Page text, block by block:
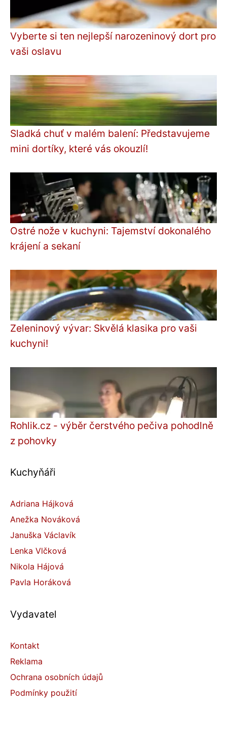
Vyberte si ten nejlepší narozeninový dort pro
vaši oslavu
Sladká chuť v malém balení: Představujeme
mini dortíky, které vás okouzlí!
Ostré nože v kuchyni: Tajemství dokonalého
krájení a sekaní
Zeleninový vývar: Skvělá klasika pro vaši
kuchyni!
Rohlik.cz - výběr čerstvého pečiva pohodlně
z pohovky
Kuchyňáři
Adriana Hájková
Anežka Nováková
Januška Václavík
Lenka Vlčková
Nikola Hájová
Pavla Horáková
Vydavatel
Kontakt
Reklama
Ochrana osobních údajů
Podmínky použití